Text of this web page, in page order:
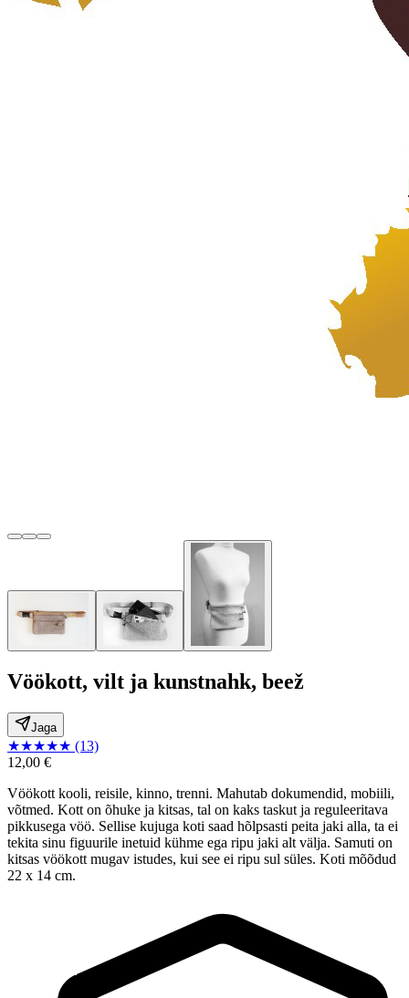
Vöökott, vilt ja kunstnahk, beež
Jaga
★★★★★ (13)
12,00 €
Vöökott kooli, reisile, kinno, trenni. Mahutab dokumendid, mobiili,
võtmed. Kott on õhuke ja kitsas, tal on kaks taskut ja reguleeritava
pikkusega vöö. Sellise kujuga koti saad hõlpsasti peita jaki alla, ta ei
tekita sinu figuurile inetuid kühme ega ripu jaki alt välja. Samuti on
kitsas vöökott mugav istudes, kui see ei ripu sul süles. Koti mõõdud
22 x 14 cm.